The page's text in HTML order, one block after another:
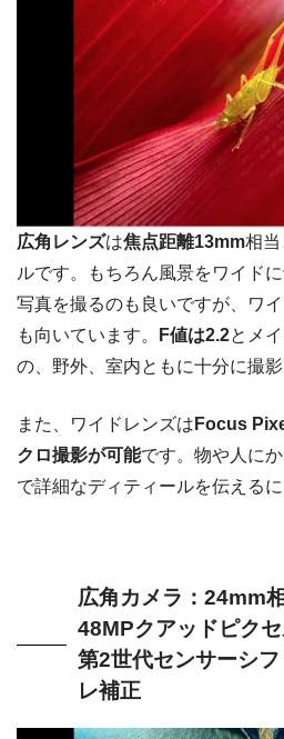
広角レンズは焦点距離13mm相
ルです。もちろん風景をワイド
写真を撮るのも良いですが、ワ
も向いています。
F値は2.2とメ
の、野外、室内ともに十分に撮影
また、ワイドレンズは Focus
クロ撮影が可能です。物や人に
で詳細なディティールを伝えるに
広角カメラ：24mm
48MPクアッドピクセ
第2世代センサーシ
レ補正